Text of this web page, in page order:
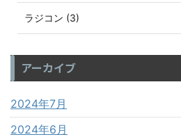
ラジコン (3)
アーカイブ
2024年7月
2024年6月